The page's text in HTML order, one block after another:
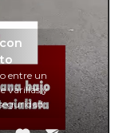
entre un
varillas y